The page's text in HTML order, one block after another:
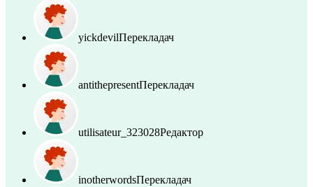
yickdevilПерекладач
antithepresentПерекладач
utilisateur_323028Редактор
inotherwordsПерекладач